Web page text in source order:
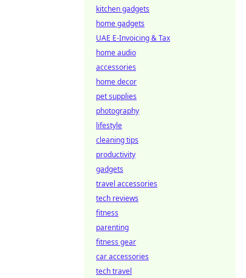
kitchen gadgets
home gadgets
UAE E-Invoicing & Tax
home audio
accessories
home decor
pet supplies
photography
lifestyle
cleaning tips
productivity
gadgets
travel accessories
tech reviews
fitness
parenting
fitness gear
car accessories
tech travel